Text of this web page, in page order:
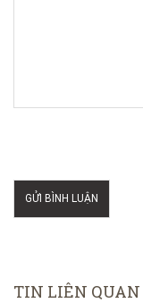
GỬI BÌNH LUẬN
TIN LIÊN QUAN